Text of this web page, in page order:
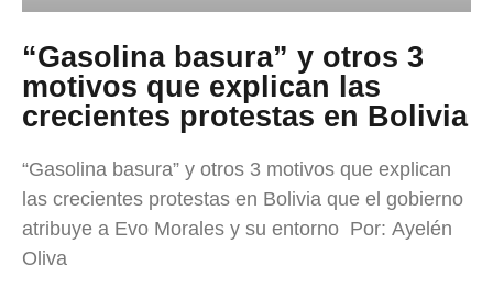
“Gasolina basura” y otros 3
motivos que explican las
crecientes protestas en Bolivia
“Gasolina basura” y otros 3 motivos que explican
las crecientes protestas en Bolivia que el gobierno
atribuye a Evo Morales y su entorno Por: Ayelén
Oliva